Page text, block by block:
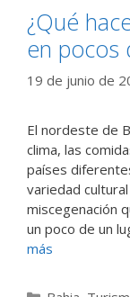
¿Qué
en pocos
19 de junio de
El nordeste de
clima, las
países
variedad
miscegenación
un poco de un
más